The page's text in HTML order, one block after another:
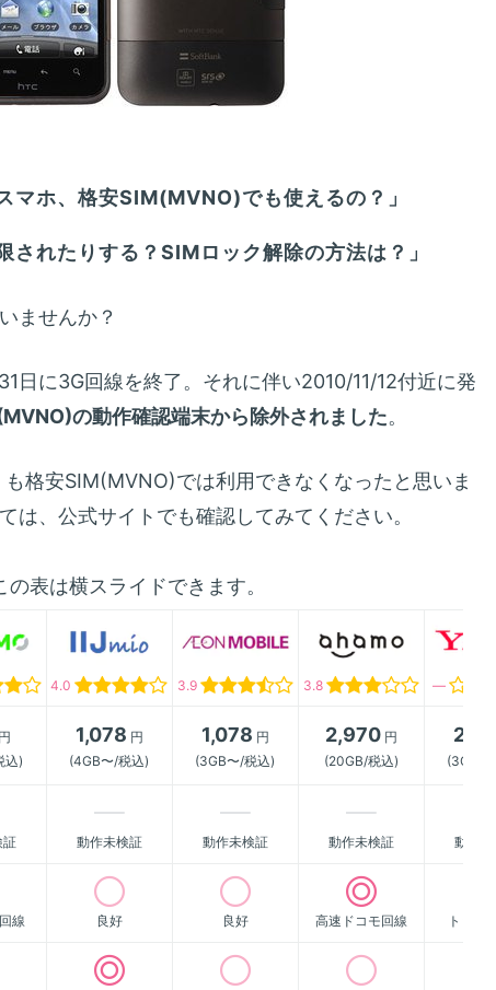
マホ、格安SIM(MVNO)でも使えるの？」
されたりする？SIMロック解除の方法は？」
ませんか？
日に3G回線を終了。それに伴い2010/11/12付近に発
の動作確認端末から除外されました。
も格安SIM(MVNO)では利用できなくなったと思いま
は、公式サイトでも確認してみてください。
の表は横スライドできます。
4.0 3.9 3.8 ―
円
込)
1,078 円
(4GB〜/税込)
1,078 円
(3GB〜/税込)
2,970円
(20GB/税込)
2,178
(3GB〜/
証 動作未検証 動作未検証 動作未検証 動作未
線 良好 良好 高速ドコモ回線 トップ